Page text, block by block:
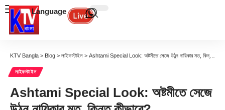
Language
KTV Bangla > Blog > লাইফস্টাইল > Ashtami Special Look: অষ্টমীতে সেজে উঠুন নায়িকার মত, কিন্তু কীভাবে?
লাইফস্টাইল
Ashtami Special Look: অষ্টমীতে সেজে